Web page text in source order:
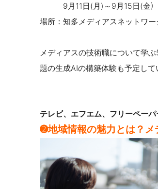
9月11日(月)～9月15日(金)
場所：知多メディアスネットワ
メディアスの技術職について学
題の生成AIの構築体験も予定して
テレビ、エフエム、フリーペー
➋地域情報の魅力とは？